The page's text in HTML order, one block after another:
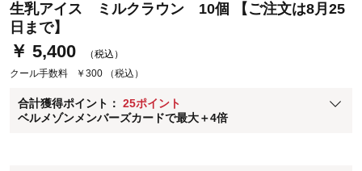
生乳アイス ミルクラウン 10個 【ご注文は8月25
日まで】
￥ 5,400
（税込）
クール手数料
￥300 （税込）
合計獲得ポイント： 25ポイント
ベルメゾンメンバーズカードで最大＋4倍
ベルメゾン・ポイントについて
即時入会なら更に500円OFFクーポンプレゼント
ベルメゾン メンバーズカードについて
※メンバーズカードの加算ポイントはステージ倍率適用前の基本ポイント
に対して適用されます。